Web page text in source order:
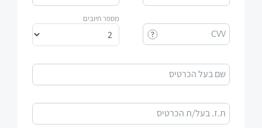
CVV
מספר חיובים
שם בעל הכרטיס
ת.ז. בעל/ת הכרטיס